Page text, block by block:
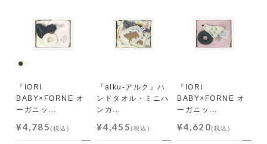
『IORI
BABY×FORNE オ
ーガニッ...
¥4,785(税込)
『alku-アルク』ハ
ンドタオル・ミニハ
ンカ...
¥4,455(税込)
『IORI
BABY×FORNE オ
ーガニッ...
¥4,620(税込)